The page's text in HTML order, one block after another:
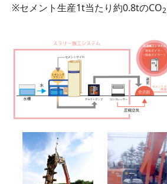
※セメント生産1t当たり約0.8tのCO2